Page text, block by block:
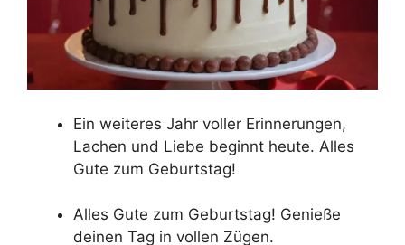
Ein weiteres Jahr voller Erinnerungen,
Lachen und Liebe beginnt heute. Alles
Gute zum Geburtstag!
Alles Gute zum Geburtstag! Genieße
deinen Tag in vollen Zügen.